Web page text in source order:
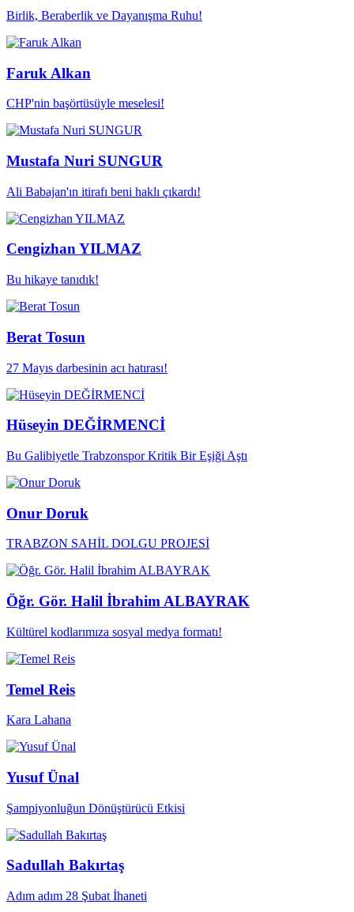
Birlik, Beraberlik ve Dayanışma Ruhu!
Faruk Alkan
CHP'nin başörtüsüyle meselesi!
Mustafa Nuri SUNGUR
Ali Babajan'ın itirafı beni haklı çıkardı!
Cengizhan YILMAZ
Bu hikaye tanıdık!
Berat Tosun
27 Mayıs darbesinin acı hatırası!
Hüseyin DEĞİRMENCİ
Bu Galibiyetle Trabzonspor Kritik Bir Eşiği Aştı
Onur Doruk
TRABZON SAHİL DOLGU PROJESİ
Öğr. Gör. Halil İbrahim ALBAYRAK
Kültürel kodlarımıza sosyal medya formatı!
Temel Reis
Kara Lahana
Yusuf Ünal
Şampiyonluğun Dönüştürücü Etkisi
Sadullah Bakırtaş
Adım adım 28 Şubat İhaneti